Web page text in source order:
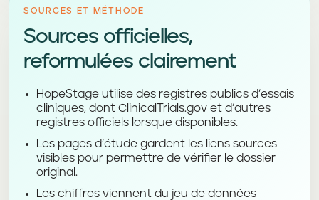
SOURCES ET MÉTHODE
Sources officielles,
reformulées clairement
HopeStage utilise des registres publics d’essais
cliniques, dont ClinicalTrials.gov et d’autres
registres officiels lorsque disponibles.
Les pages d’étude gardent les liens sources
visibles pour permettre de vérifier le dossier
original.
Les chiffres viennent du jeu de données